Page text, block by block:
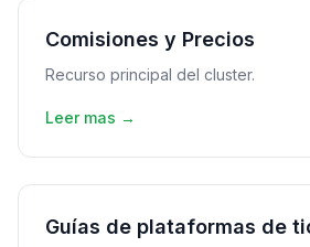
Comisiones y Precios
Recurso principal del cluster.
Leer mas →
Guías de plataformas de